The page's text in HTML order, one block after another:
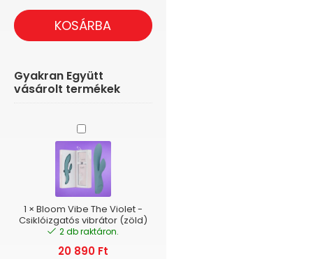
KOSÁRBA
Gyakran Együtt
vásárolt termékek
Bloom
Vibe
The
Violet
Csiklóizgatós
vibrátor
(zöld)
1 × Bloom Vibe The Violet -
Csiklóizgatós vibrátor (zöld)
2 db raktáron.
20 890 Ft